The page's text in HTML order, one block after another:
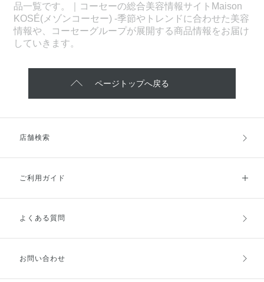
品一覧です。｜コーセーの総合美容情報サイトMaison
KOSÉ(メゾンコーセー) -季節やトレンドに合わせた美容
情報や、コーセーグループが展開する商品情報をお届け
していきます。
ページトップへ戻る
店舗検索
ご利用ガイド
ご利用ガイドトップ
お支払方法
よくある質問
お問い合わせ